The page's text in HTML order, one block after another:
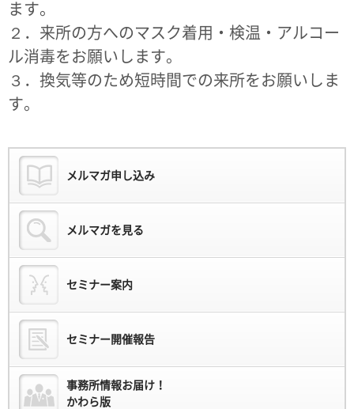
ます。
２．来所の方へのマスク着用・検温・アルコー
ル消毒をお願いします。
３．換気等のため短時間での来所をお願いしま
す。
メルマガ申し込み
メルマガを見る
セミナー案内
セミナー開催報告
事務所情報お届け！
かわら版